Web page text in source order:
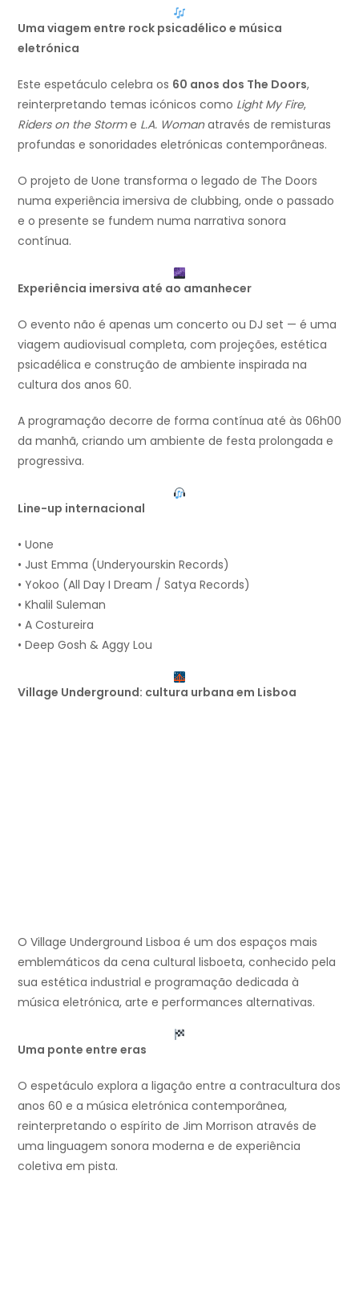
Uma viagem entre rock psicadélico e música
eletrónica
Este espetáculo celebra os 60 anos dos The Doors,
reinterpretando temas icónicos como Light My Fire,
Riders on the Storme L.A. Womanatravés de remisturas
profundas e sonoridades eletrónicas contemporâneas.
O projeto de Uone transforma o legado de The Doors
numa experiência imersiva de clubbing, onde o passado
e o presente se fundem numa narrativa sonora
contínua.
Experiência imersiva até ao amanhecer
O evento não é apenas um concerto ou DJ set — é uma
viagem audiovisual completa, com projeções, estética
psicadélica e construção de ambiente inspirada na
cultura dos anos 60.
A programação decorre de forma contínua até às 06h00
da manhã, criando um ambiente de festa prolongada e
progressiva.
Line-up internacional
• Uone
• Just Emma (Underyourskin Records)
• Yokoo (All Day I Dream / Satya Records)
• Khalil Suleman
• A Costureira
• Deep Gosh & Aggy Lou
Village Underground: cultura urbana em Lisboa
O Village Underground Lisboa é um dos espaços mais
emblemáticos da cena cultural lisboeta, conhecido pela
sua estética industrial e programação dedicada à
música eletrónica, arte e performances alternativas.
Uma ponte entre eras
O espetáculo explora a ligação entre a contracultura dos
anos 60 e a música eletrónica contemporânea,
reinterpretando o espírito de Jim Morrison através de
uma linguagem sonora moderna e de experiência
coletiva em pista.